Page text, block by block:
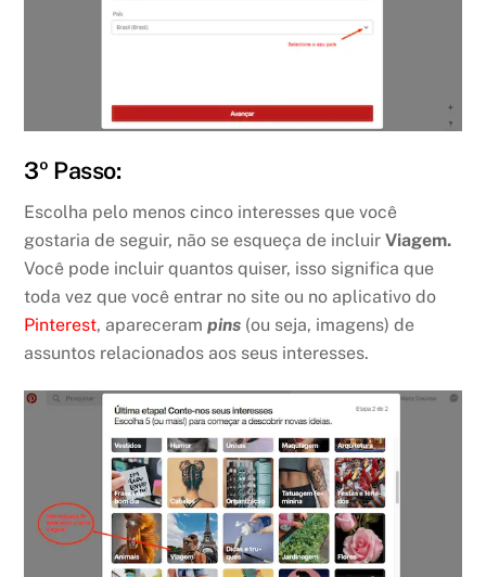
3º Passo:
Escolha pelo menos cinco interesses que você
gostaria de seguir, não se esqueça de incluirViagem.
Você pode incluir quantos quiser, isso significa que
toda vez que você entrar no site ou no aplicativo do
Pinterest, aparecerampins (ou seja, imagens) de
assuntos relacionados aos seus interesses.